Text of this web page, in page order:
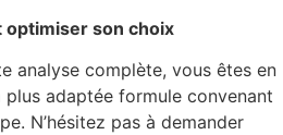
optimiser son choix
analyse complète, vous êtes en
adaptée formule convenant
N’hésitez pas à demander